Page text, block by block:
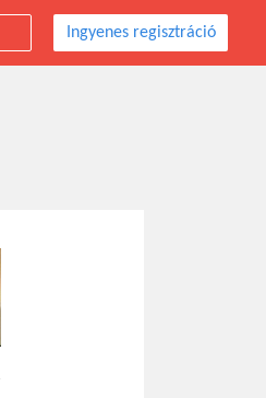
Ingyenes regisztráció